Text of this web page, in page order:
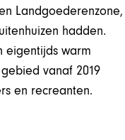
Landgoederenzone,
hadden.
eigentijds warm
vanaf 2019
en recreanten.